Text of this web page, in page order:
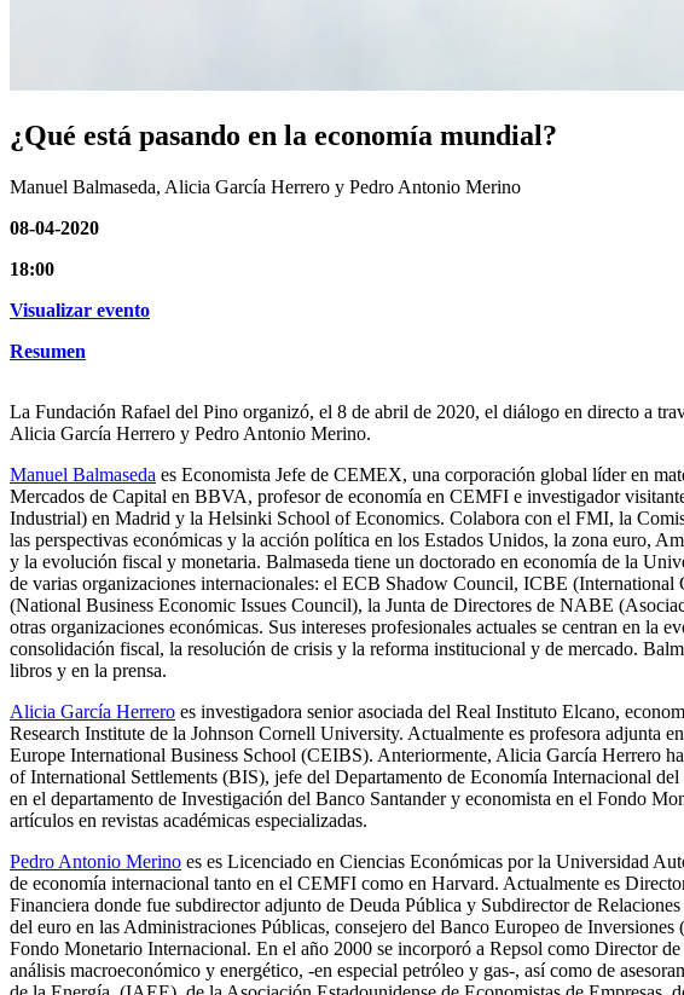
¿Qué está pasando en la economía mundial?
Manuel Balmaseda, Alicia García Herrero y Pedro Antonio Merino
08-04-2020
18:00
Visualizar evento
Resumen
La Fundación Rafael del Pino organizó, el 8 de abril de 2020, el diálogo en directo a
Alicia García Herrero y Pedro Antonio Merino.
Manuel Balmaseda es Economista Jefe de CEMEX, una corporación global líder en
Mercados de Capital en BBVA, profesor de economía en CEMFI e investigador
Industrial) en Madrid y la Helsinki School of Economics. Colabora con el FMI, la
las perspectivas económicas y la acción política en los Estados Unidos, la zona euro,
y la evolución fiscal y monetaria. Balmaseda tiene un doctorado en economía de la
de varias organizaciones internacionales: el ECB Shadow Council, ICBE
(National Business Economic Issues Council), la Junta de Directores de NABE
otras organizaciones económicas. Sus intereses profesionales actuales se centran en
consolidación fiscal, la resolución de crisis y la reforma institucional y de mercado.
libros y en la prensa.
Alicia García Herrero es investigadora senior asociada del Real Instituto Elcano,
Research Institute de la Johnson Cornell University. Actualmente es profesora
Europe International Business School (CEIBS). Anteriormente, Alicia García Herrero
of International Settlements (BIS), jefe del Departamento de Economía Internacional
en el departamento de Investigación del Banco Santander y economista en el Fondo
artículos en revistas académicas especializadas.
Pedro Antonio Merino es es Licenciado en Ciencias Económicas por la Universidad
de economía internacional tanto en el CEMFI como en Harvard. Actualmente es
Financiera donde fue subdirector adjunto de Deuda Pública y Subdirector de
del euro en las Administraciones Públicas, consejero del Banco Europeo de
Fondo Monetario Internacional. En el año 2000 se incorporó a Repsol como Director
análisis macroeconómico y energético, -en especial petróleo y gas-, así como de